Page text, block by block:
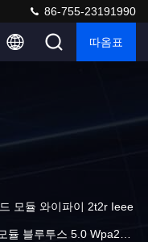
86-755-23191990
따옴표
모듈 와이파이 2t2r Ieee
듈 블루투스 5.0 Wpa2